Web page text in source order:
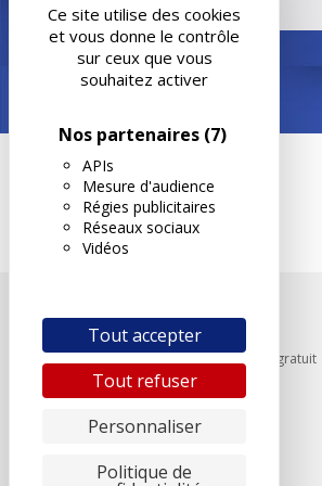
Ce site utilise des cookies
et vous donne le contrôle
sur ceux que vous
souhaitez activer
Nos partenaires (7)
APIs
Mesure d'audience
Régies publicitaires
Réseaux sociaux
Vidéos
Tout accepter
Tout refuser
Personnaliser
Politique de
Rappel contrôle technique gratuit
Partenariats/Remises
Liens utiles
Contact